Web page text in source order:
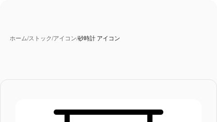
ホーム/ストック/アイコン/砂時計 アイコン